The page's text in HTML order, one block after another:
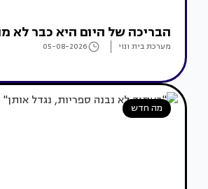
הבריכה של היום היא כבר לא
מערכת בית ונוי 05-08-2026
מה חדש